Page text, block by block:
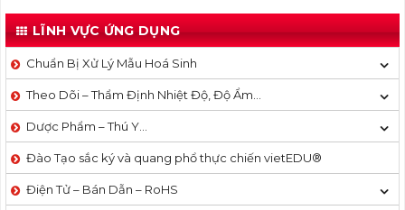
LĨNH VỰC ỨNG DỤNG
Chuẩn Bị Xử Lý Mẫu Hoá Sinh
Theo Dõi – Thẩm Định Nhiệt Độ, Độ Ẩm…
Dược Phẩm – Thú Y…
Đào Tạo sắc ký và quang phổ thực chiến vietEDU®
Điện Tử – Bán Dẫn – RoHS